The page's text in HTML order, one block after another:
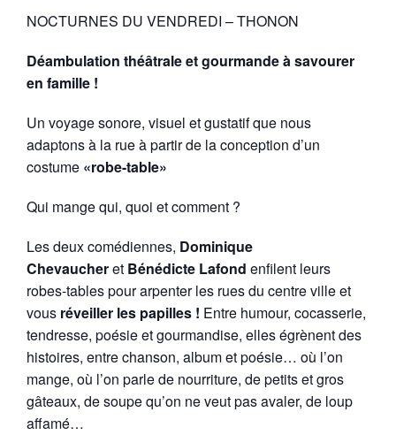
NOCTURNES DU VENDREDI – THONON
Déambulation théâtrale et gourmande à savourer
en famille !
Un voyage sonore, visuel et gustatif que nous
adaptons à la rue à partir de la conception d’un
costume «robe-table»
Qui mange qui, quoi et comment ?
Les deux comédiennes, Dominique
Chevaucheret Bénédicte Lafond enfilent leurs
robes-tables pour arpenter les rues du centre ville et
vous réveiller les papilles ! Entre humour, cocasserie,
tendresse, poésie et gourmandise, elles égrènent des
histoires, entre chanson, album et poésie… où l’on
mange, où l’on parle de nourriture, de petits et gros
gâteaux, de soupe qu’on ne veut pas avaler, de loup
affamé…